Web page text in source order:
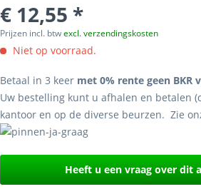
€ 12,55 *
Prijzen incl. btwexcl. verzendingskosten
Niet op voorraad.
Betaal in 3 keer met 0% rente geen BKR
Uw bestelling kunt u afhalen en betalen
kantoor en op de diverse beurzen. Zie
Heeft u een vraag over dit